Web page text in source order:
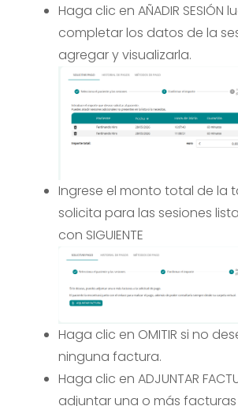
Haga clic en AÑADIR SESIÓN
completar los datos de la
agregar y visualizarla.
Ingrese el monto total de la
solicita para las sesiones
con SIGUIENTE
Haga clic en OMITIR si no
ninguna factura.
Haga clic en ADJUNTAR
adjuntar una o más